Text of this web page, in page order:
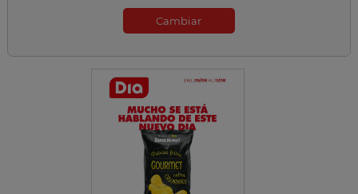
Cambiar